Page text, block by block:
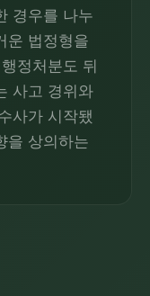
경우를 나누
운 법정형을
정처분도 뒤
사고 경위와
사가 시작됐
을 상의하는